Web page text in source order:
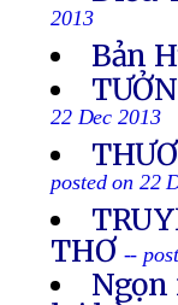
2013
Bản
22 Dec 2013
posted on 22
THƠ --